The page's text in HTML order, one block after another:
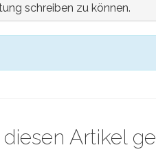
schreiben zu können.
diesen Artikel